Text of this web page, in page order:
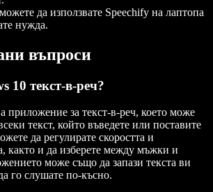
да използвате Speechify на лаптопа
нужда.
въпроси
10 текст-в-реч?
приложение за текст-в-реч, което може
текст, който въведете или поставите
да регулирате скоростта и
както и да изберете между мъжки и
може също да запази текста ви
го слушате по-късно.